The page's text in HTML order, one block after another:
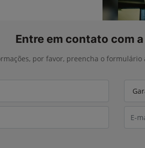
Entre em contato com
por favor, preencha o